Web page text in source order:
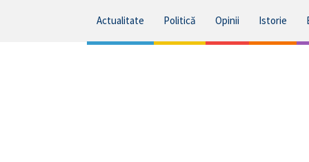
Actualitate Politică Opinii Istorie